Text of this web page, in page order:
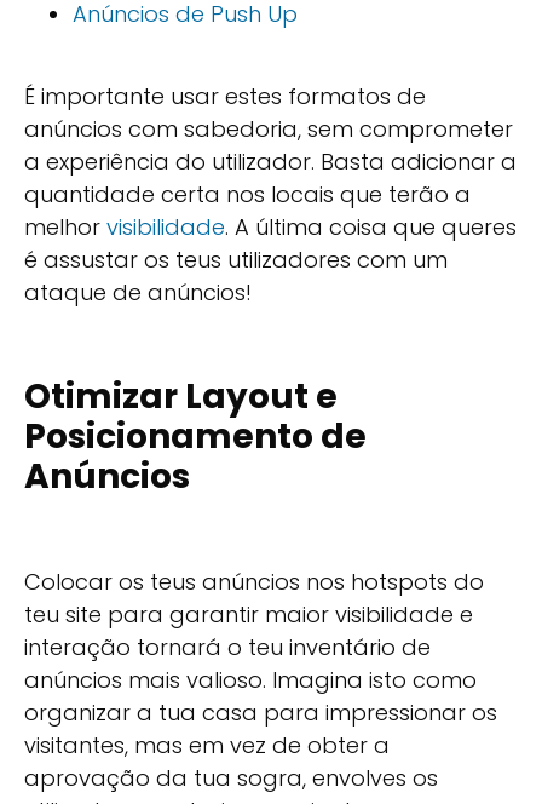
Anúncios de Push Up
É importante usar estes formatos de
anúncios com sabedoria, sem comprometer
a experiência do utilizador. Basta adicionar a
quantidade certa nos locais que terão a
melhor visibilidade. A última coisa que queres
é assustar os teus utilizadores com um
ataque de anúncios!
Otimizar Layout e
Posicionamento de
Anúncios
Colocar os teus anúncios nos hotspots do
teu site para garantir maior visibilidade e
interação tornará o teu inventário de
anúncios mais valioso. Imagina isto como
organizar a tua casa para impressionar os
visitantes, mas em vez de obter a
aprovação da tua sogra, envolves os